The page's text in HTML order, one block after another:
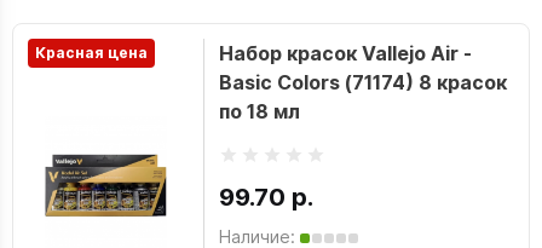
Красная цена
Набор красок Vallejo Air -
Basic Colors (71174) 8 красок
по 18 мл
99.70 р.
Наличие: